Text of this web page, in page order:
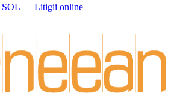
|SOL — Litigii online|